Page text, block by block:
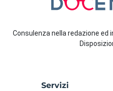
Consulenza nella redazione ed
Servizi